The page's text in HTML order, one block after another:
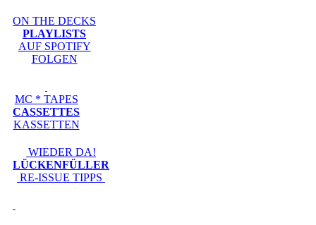
ON THE DECKS
PLAYLISTS
AUF SPOTIFY
FOLGEN
MC * TAPES
CASSETTES
KASSETTEN
WIEDER DA!
LÜCKENFÜLLER
RE-ISSUE TIPPS